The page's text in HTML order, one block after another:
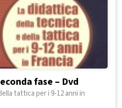
fase – Dvd
tattica per i 9-12 anni in